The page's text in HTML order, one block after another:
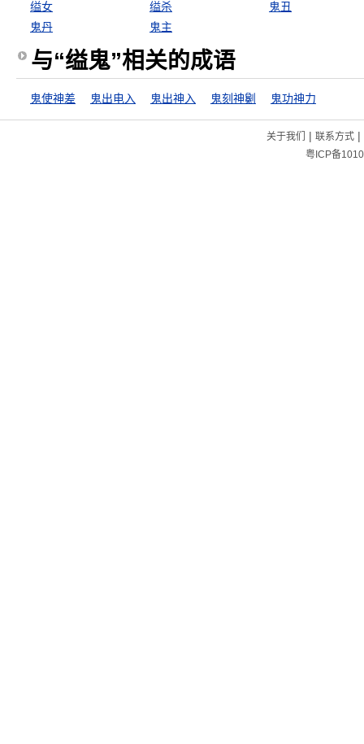
缢女 缢杀
鬼丑
鬼丹
鬼主
与“缢鬼”相关的成语
鬼使神差 鬼出电入 鬼出神入 鬼刻神劖 鬼功神力
关于我们 | 联系方式|
粤ICP备